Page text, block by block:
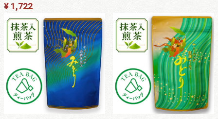
¥ 1,722